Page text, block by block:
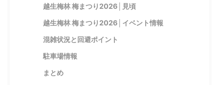
越生梅林 梅まつり2026│見頃
越生梅林 梅まつり2026│イベント情報
混雑状況と回避ポイント
駐車場情報
まとめ